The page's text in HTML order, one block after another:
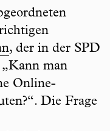
, der in der SPD
man
Online-
Die Frage